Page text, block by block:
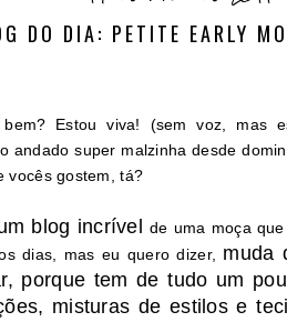
DO DIA: PETITE EARLY
Estou viva! (sem voz, mas
andado super malzinha desde
vocês gostem, tá?
blog incrívelde uma moça
dias, mas eu quero dizer, muda
porque tem de tudo um
misturas de estilos e